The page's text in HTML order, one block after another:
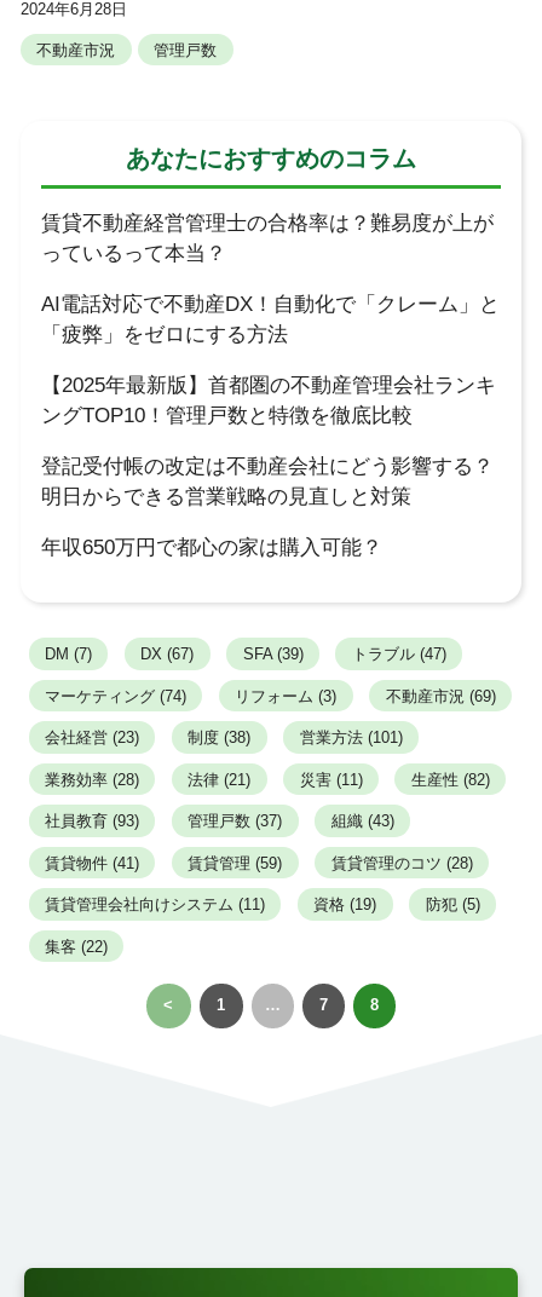
を測るバロメーターとも言えます。本
2024年6月28日
不動産市況 管理戸数
あなたにおすすめのコラム
賃貸不動産経営管理士の合格率は？難易度が上が
っているって本当？
AI電話対応で不動産DX！自動化で「クレーム」と
「疲弊」をゼロにする方法
【2025年最新版】首都圏の不動産管理会社ランキ
ングTOP10！管理戸数と特徴を徹底比較
登記受付帳の改定は不動産会社にどう影響する？
明日からできる営業戦略の見直しと対策
年収650万円で都心の家は購入可能？
DM (7) DX (67) SFA (39) トラブル (47)
マーケティング (74) リフォーム (3) 不動産市況 (69)
会社経営 (23) 制度 (38) 営業方法 (101)
業務効率 (28) 法律 (21) 災害 (11) 生産性 (82)
社員教育 (93) 管理戸数 (37) 組織 (43)
賃貸物件 (41) 賃貸管理 (59) 賃貸管理のコツ (28)
賃貸管理会社向けシステム (11) 資格 (19) 防犯 (5)
集客 (22)
< 1 … 7 8